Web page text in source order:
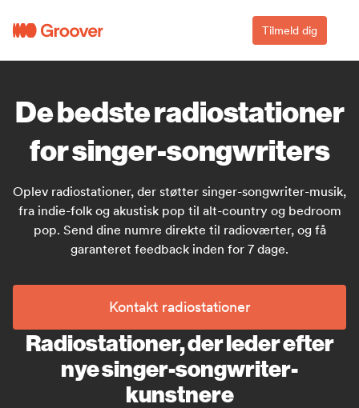
Tilmeld dig
De bedste radiostationer
for singer-songwriters
Oplev radiostationer, der støtter singer-songwriter-musik,
fra indie-folk og akustisk pop til alt-country og bedroom
pop. Send dine numre direkte til radioværter, og få
garanteret feedback inden for 7 dage.
Kontakt radiostationer
Radiostationer, der leder efter
nye singer-songwriter-
kunstnere